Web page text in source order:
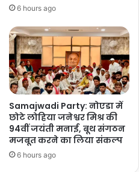
6 hours ago
Samajwadi Party: नोएडा में
छोटे लोहिया जनेश्वर मिश्र की
94वीं जयंती मनाई, बूथ संगठन
मजबूत करने का लिया संकल्प
6 hours ago